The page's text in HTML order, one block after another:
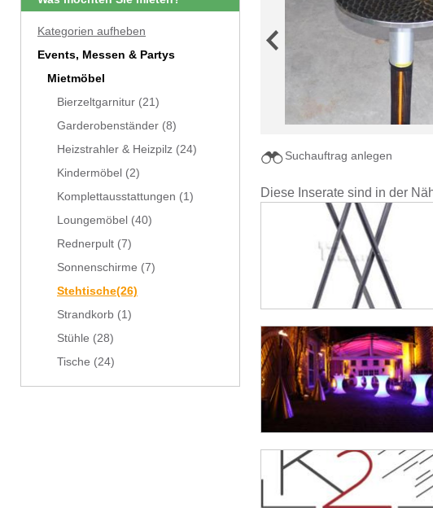
Kategorien aufheben
Events, Messen & Partys
Mietmöbel
Bierzeltgarnitur (21)
Garderobenständer (8)
Heizstrahler & Heizpilz (24)
Kindermöbel (2)
Komplettausstattungen (1)
Loungemöbel (40)
Rednerpult (7)
Sonnenschirme (7)
Stehtische(26)
Strandkorb (1)
Stühle (28)
Tische (24)
Suchauftrag anlegen
Diese Inserate sind in der